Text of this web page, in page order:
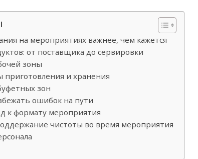
на мероприятиях важнее, чем кажется
от поставщика до сервировки
зоны
и хранения
зон
ошибок на пути
к формату мероприятия
чистоты во время мероприятия